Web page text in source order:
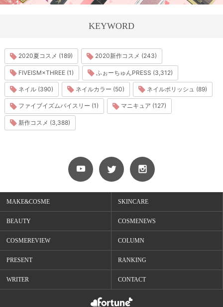
KEYWORD
2020夏コスメ (189) 2020新作コスメ (243)
FIVEISM×THREE (1) ふぉーちゅんPRESS (3,312)
ネイル (390) ネイルカラー (50) ネイルポリッシュ (89)
ファイブイズムバイスリー (1) マニキュア (127)
新作コスメ (3,388)
MAKE&COSME SKINCARE
BEAUTY COSMENEWS
COSMEREVIEW COLUMN
PRESENT RANKING
WRITER CONTACT